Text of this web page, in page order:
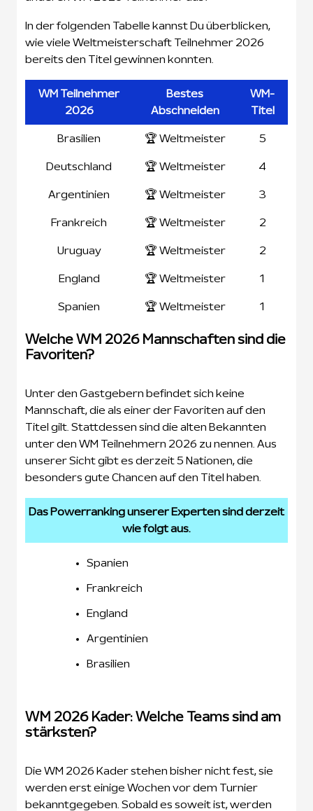
In der folgenden Tabelle kannst Du überblicken,
wie viele Weltmeisterschaft Teilnehmer 2026
bereits den Titel gewinnen konnten.
WM Teilnehmer
2026
Bestes
Abschneiden
WM-
Titel
Brasilien 🏆 Weltmeister 5
Deutschland 🏆 Weltmeister 4
Argentinien 🏆 Weltmeister 3
Frankreich 🏆 Weltmeister 2
Uruguay 🏆 Weltmeister 2
England 🏆 Weltmeister 1
Spanien 🏆 Weltmeister 1
Welche WM 2026 Mannschaften sind die
Favoriten?
Unter den Gastgebern befindet sich keine
Mannschaft, die als einer der Favoriten auf den
Titel gilt. Stattdessen sind die alten Bekannten
unter den WM Teilnehmern 2026 zu nennen. Aus
unserer Sicht gibt es derzeit 5 Nationen, die
besonders gute Chancen auf den Titel haben.
Das Powerranking unserer Experten sind derzeit
wie folgt aus.
Spanien
Frankreich
England
Argentinien
Brasilien
WM 2026 Kader: Welche Teams sind am
stärksten?
Die WM 2026 Kader stehen bisher nicht fest, sie
werden erst einige Wochen vor dem Turnier
bekanntgegeben. Sobald es soweit ist, werden